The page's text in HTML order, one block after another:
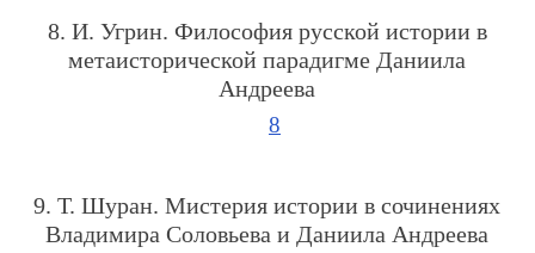
8. И. Угрин. Философия русской истории в
метаисторической парадигме Даниила
Андреева
8
9. Т. Шуран. Мистерия истории в сочинениях
Владимира Соловьева и Даниила Андреева